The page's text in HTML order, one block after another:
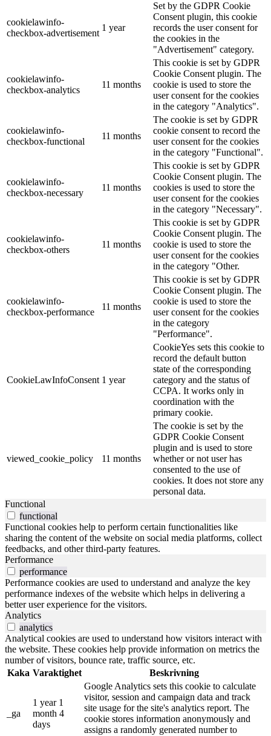
cookielawinfo-
checkbox-advertisement
1 year
Set by the GDPR Cookie
Consent plugin, this cookie
records the user consent for
the cookies in the
"Advertisement" category.
cookielawinfo-
checkbox-analytics
11 months
This cookie is set by GDPR
Cookie Consent plugin. The
cookie is used to store the
user consent for the cookies
in the category "Analytics".
cookielawinfo-
checkbox-functional
11 months
The cookie is set by GDPR
cookie consent to record the
user consent for the cookies
in the category "Functional".
cookielawinfo-
checkbox-necessary
11 months
This cookie is set by GDPR
Cookie Consent plugin. The
cookies is used to store the
user consent for the cookies
in the category "Necessary".
cookielawinfo-
checkbox-others
11 months
This cookie is set by GDPR
Cookie Consent plugin. The
cookie is used to store the
user consent for the cookies
in the category "Other.
cookielawinfo-
checkbox-performance
11 months
This cookie is set by GDPR
Cookie Consent plugin. The
cookie is used to store the
user consent for the cookies
in the category
"Performance".
CookieLawInfoConsent 1 year
CookieYes sets this cookie to
record the default button
state of the corresponding
category and the status of
CCPA. It works only in
coordination with the
primary cookie.
viewed_cookie_policy 11 months
The cookie is set by the
GDPR Cookie Consent
plugin and is used to store
whether or not user has
consented to the use of
cookies. It does not store any
personal data.
Functional
functional
Functional cookies help to perform certain functionalities like
sharing the content of the website on social media platforms, collect
feedbacks, and other third-party features.
Performance
performance
Performance cookies are used to understand and analyze the key
performance indexes of the website which helps in delivering a
better user experience for the visitors.
Analytics
analytics
Analytical cookies are used to understand how visitors interact with
the website. These cookies help provide information on metrics the
number of visitors, bounce rate, traffic source, etc.
Kaka Varaktighet Beskrivning
_ga
1 year 1
month 4
days
Google Analytics sets this cookie to calculate
visitor, session and campaign data and track
site usage for the site's analytics report. The
cookie stores information anonymously and
assigns a randomly generated number to